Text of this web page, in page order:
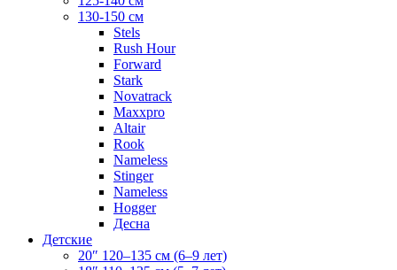
130-150 см
Stels
Rush Hour
Forward
Stark
Novatrack
Maxxpro
Altair
Rook
Nameless
Stinger
Nameless
Hogger
Десна
Детские
20″ 120–135 см (6–9 лет)